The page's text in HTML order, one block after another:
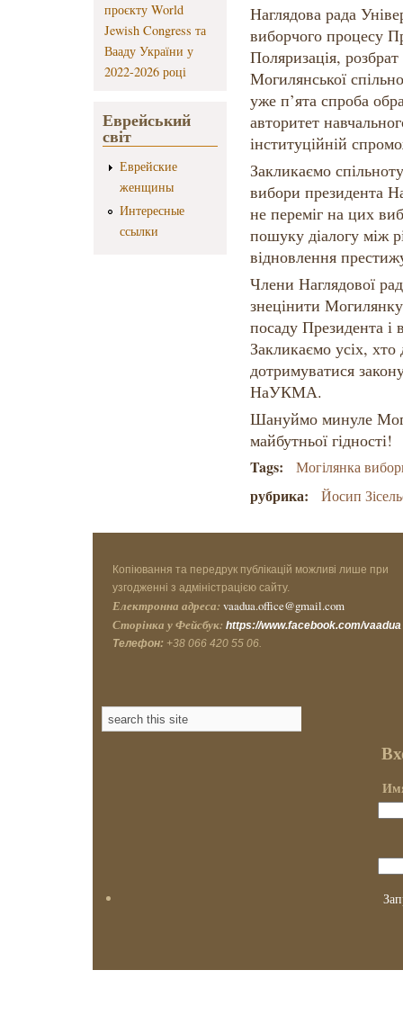
проєкту World
Jewish Congress та
Вааду України у
2022-2026 році
Еврейський
світ
Еврейские
женщины
Интересные
ссылки
Наглядова рада
виборчого процесу
Поляризація,
Могилянської
уже п’ята спроба
авторитет
інституційній
Закликаємо
вибори президента
не переміг на цих
пошуку діалогу між
відновлення
Члени Наглядової
знецінити
посаду Президента і
Закликаємо усіх,
дотримуватися
НаУКМА.
Шануймо минуле
майбутньої гідності!
Tags: Могілянка
рубрика: Йосип
Копіювання та передрук публікацій можливі лише при
узгодженні з адміністрацією сайту.
Електронна адреса: vaadua.office@gmail.com
Сторінка у Фейсбук: https://www.facebook.com/vaadua
Телефон: +38 066 420 55 06.